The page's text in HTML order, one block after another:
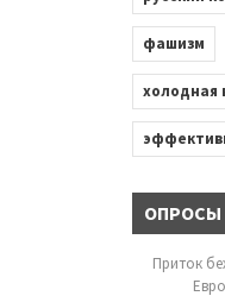
фашизм
холодная
ОПРОСЫ
Приток